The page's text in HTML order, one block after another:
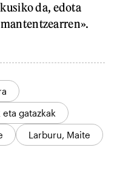
da, edota
gatazkak
Larburu, Maite